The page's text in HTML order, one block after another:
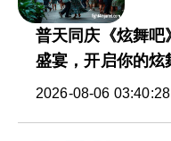
普天同庆《炫舞吧
盛宴，开启你的炫
2026-08-06 03:40:28